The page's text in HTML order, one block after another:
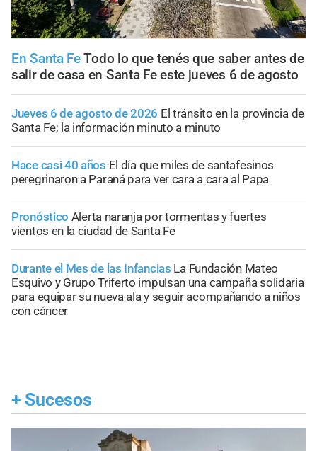
En Santa Fe Todo lo que tenés que saber antes de
salir de casa en Santa Fe este jueves 6 de agosto
Jueves 6 de agosto de 2026 El tránsito en la provincia de
Santa Fe; la información minuto a minuto
Hace casi 40 años El día que miles de santafesinos
peregrinaron a Paraná para ver cara a cara al Papa
Pronóstico Alerta naranja por tormentas y fuertes
vientos en la ciudad de Santa Fe
Durante el Mes de las Infancias La Fundación Mateo
Esquivo y Grupo Triferto impulsan una campaña solidaria
para equipar su nueva ala y seguir acompañando a niños
con cáncer
+ Sucesos